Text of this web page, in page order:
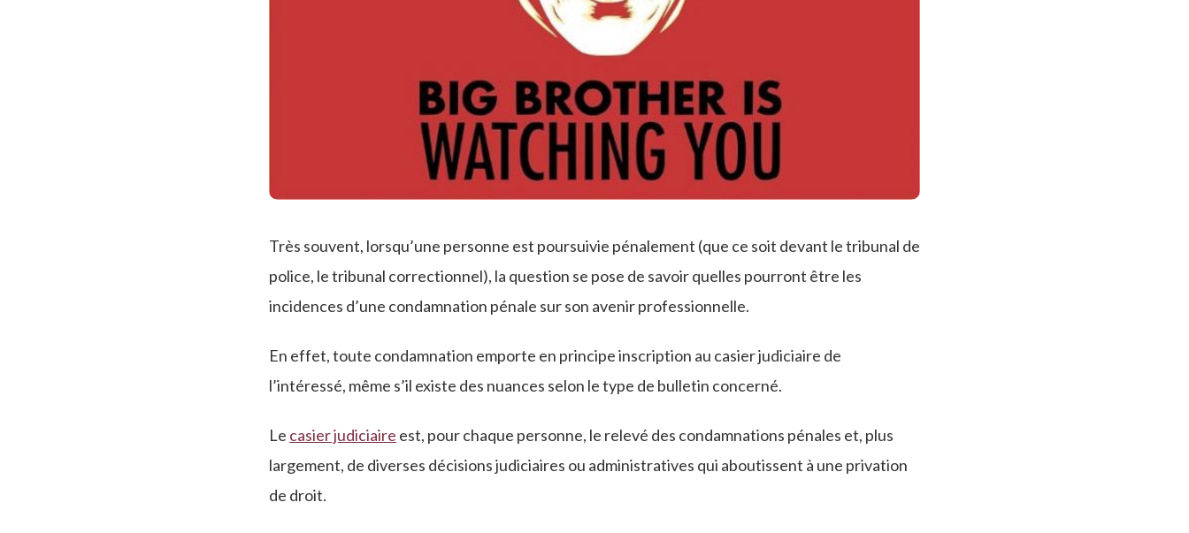
Très souvent, lorsqu’une personne est poursuivie pénalement (que ce soit devant le tribunal de
police, le tribunal correctionnel), la question se pose de savoir quelles pourront être les
incidences d’une condamnation pénale sur son avenir professionnelle.
En effet, toute condamnation emporte en principe inscription au casier judiciaire de
l’intéressé, même s’il existe des nuances selon le type de bulletin concerné.
Le casier judiciaire est, pour chaque personne, le relevé des condamnations pénales et, plus
largement, de diverses décisions judiciaires ou administratives qui aboutissent à une privation
de droit.